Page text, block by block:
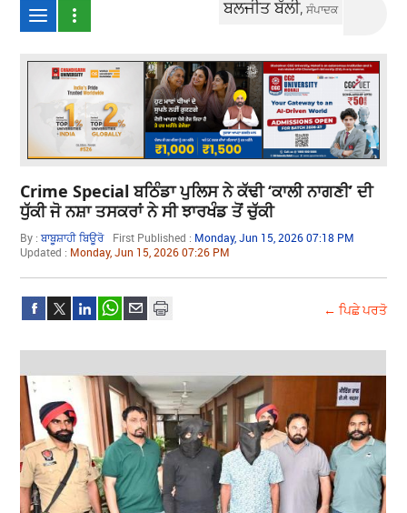
ਬਲਜੀਤ ਬੱਲੀ,ਸੰਪਾਦਕ
Crime Special ਬਠਿੰਡਾ ਪੁਲਿਸ ਨੇ ਕੱਢੀ ‘ਕਾਲੀ ਨਾਗਣੀ’ ਦੀ
ਧੁੱਕੀ ਜੋ ਨਸ਼ਾ ਤਸਕਰਾਂ ਨੇ ਸੀ ਝਾਰਖੰਡ ਤੋਂ ਚੁੱਕੀ
By :ਬਾਬੂਸ਼ਾਹੀ ਬਿਊਰੋ First Published : Monday, Jun 15, 2026 07:18 PM
Updated : Monday, Jun 15, 2026 07:26 PM
← ਪਿਛੇ ਪਰਤੋ